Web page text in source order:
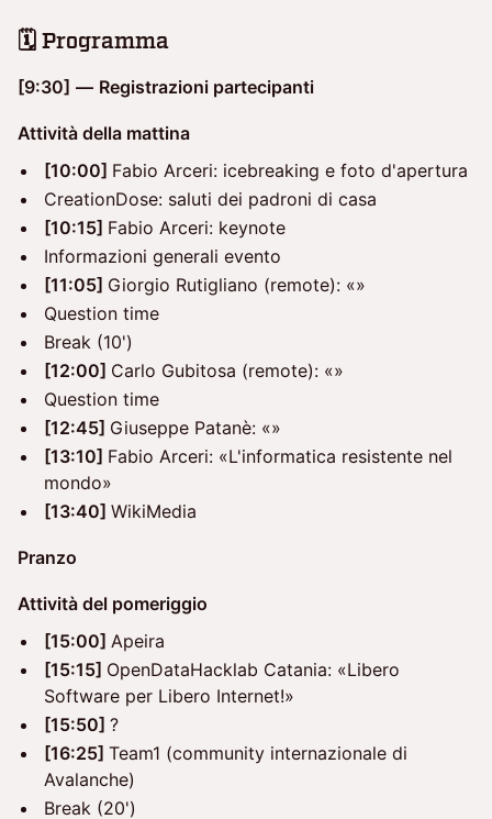
🗓️ Programma
[9:30] — Registrazioni partecipanti
Attività della mattina
[10:00] Fabio Arceri: icebreaking e foto d'apertura
CreationDose: saluti dei padroni di casa
[10:15] Fabio Arceri: keynote
Informazioni generali evento
[11:05] Giorgio Rutigliano (remote): «»
Question time
Break (10')
[12:00] Carlo Gubitosa (remote): «»
Question time
[12:45] Giuseppe Patanè: «»
[13:10] Fabio Arceri: «L'informatica resistente nel
mondo»
[13:40] WikiMedia
Pranzo
Attività del pomeriggio
[15:00] Apeira
[15:15] OpenDataHacklab Catania: «Libero
Software per Libero Internet!»
[15:50] ?
[16:25] Team1 (community internazionale di
Avalanche)
Break (20')